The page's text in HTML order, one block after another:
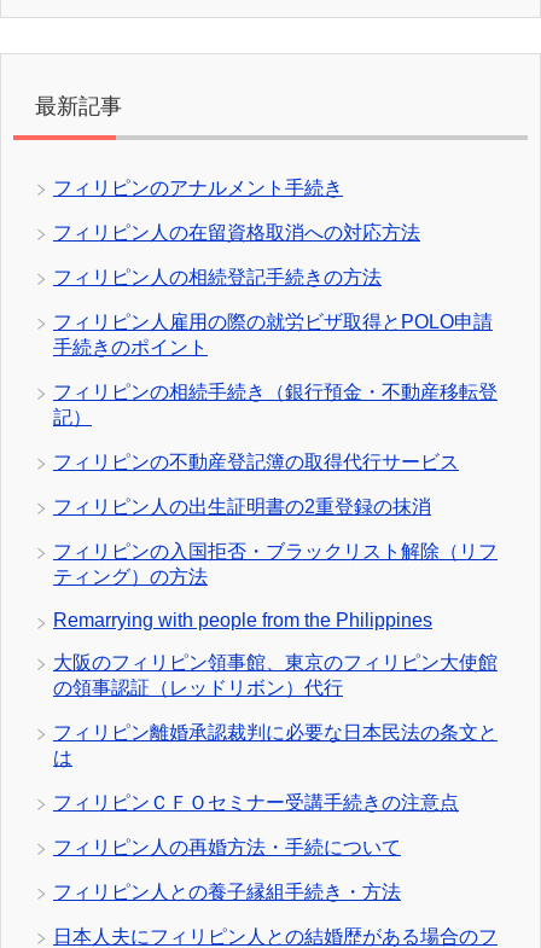
最新記事
フィリピンのアナルメント手続き
フィリピン人の在留資格取消への対応方法
フィリピン人の相続登記手続きの方法
フィリピン人雇用の際の就労ビザ取得とPOLO申請
手続きのポイント
フィリピンの相続手続き（銀行預金・不動産移転登
記）
フィリピンの不動産登記簿の取得代行サービス
フィリピン人の出生証明書の2重登録の抹消
フィリピンの入国拒否・ブラックリスト解除（リフ
ティング）の方法
Remarrying with people from the Philippines
大阪のフィリピン領事館、東京のフィリピン大使館
の領事認証（レッドリボン）代行
フィリピン離婚承認裁判に必要な日本民法の条文と
は
フィリピンＣＦＯセミナー受講手続きの注意点
フィリピン人の再婚方法・手続について
フィリピン人との養子縁組手続き・方法
日本人夫にフィリピン人との結婚歴がある場合のフ